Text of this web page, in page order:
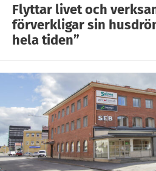
Flyttar livet och
förverkligar sin
hela tiden”